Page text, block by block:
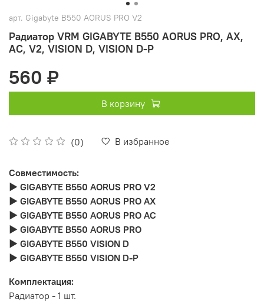
арт. Gigabyte B550 AORUS PRO V2
Радиатор VRM GIGABYTE B550 AORUS PRO, AX,
AC, V2, VISION D, VISION D-P
(0) В избранное
560 ₽
В корзину
Совместимость:
► GIGABYTE B550 AORUS PRO V2
► GIGABYTE B550 AORUS PRO AX
► GIGABYTE B550 AORUS PRO AC
► GIGABYTE B550 AORUS PRO
► GIGABYTE B550 VISION D
► GIGABYTE B550 VISION D-P
Комплектация:
Радиатор - 1 шт.